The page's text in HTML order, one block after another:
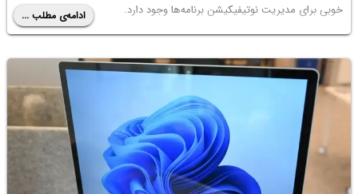
خوبی برای مدیریت نوتیفیکیشن برنامه‌ها وجود دارد.
در ادامه به تنظیمات متن وصدای نوتیفیکیشن آیفون 13
و نحوه فعال و
غیرفعال کردن و مخفی کردن نوتیفیکیشن‌ها می‌پردازیم.
ادامه‌ی مطلب ...